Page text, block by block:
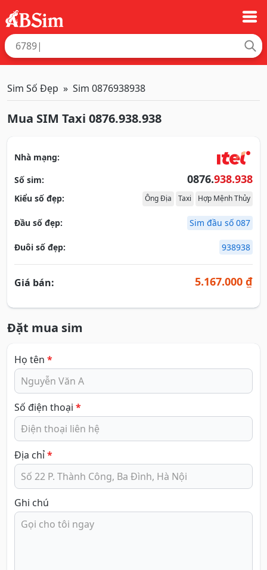
Sim Số Đẹp Sim 0876938938
Mua SIM Taxi 0876.938.938
Nhà mạng:
Số sim:
0876.938.938
Kiểu số đẹp: Ông Địa Taxi Hợp Mệnh Thủy
Đầu số đẹp: Sim đầu số 087
Đuôi số đẹp: 938938
Giá bán: 5.167.000 ₫
Đặt mua sim
Họ tên *
Số điện thoại *
Địa chỉ*
Ghi chú